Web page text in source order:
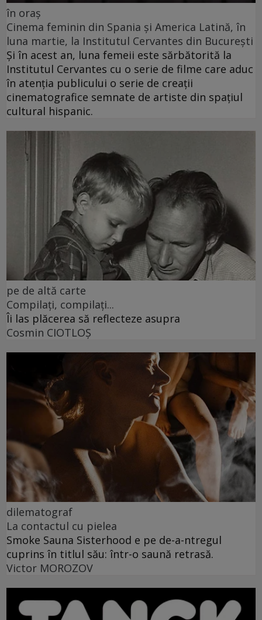
în oraș
Cinema feminin din Spania și America Latină, în
luna martie, la Institutul Cervantes din București
Și în acest an, luna femeii este sărbătorită la
Institutul Cervantes cu o serie de filme care aduc
în atenția publicului o serie de creații
cinematografice semnate de artiste din spațiul
cultural hispanic.
pe de altă carte
Compilați, compilați...
Îi las plăcerea să reflecteze asupra
Cosmin CIOTLOŞ
dilematograf
La contactul cu pielea
Smoke Sauna Sisterhood e pe de-a-ntregul
cuprins în titlul său: într-o saună retrasă.
Victor MOROZOV